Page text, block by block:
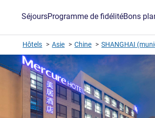
SéjoursProgramme de fidélitéBons
Hôtels Asie Chine SHANGHAI